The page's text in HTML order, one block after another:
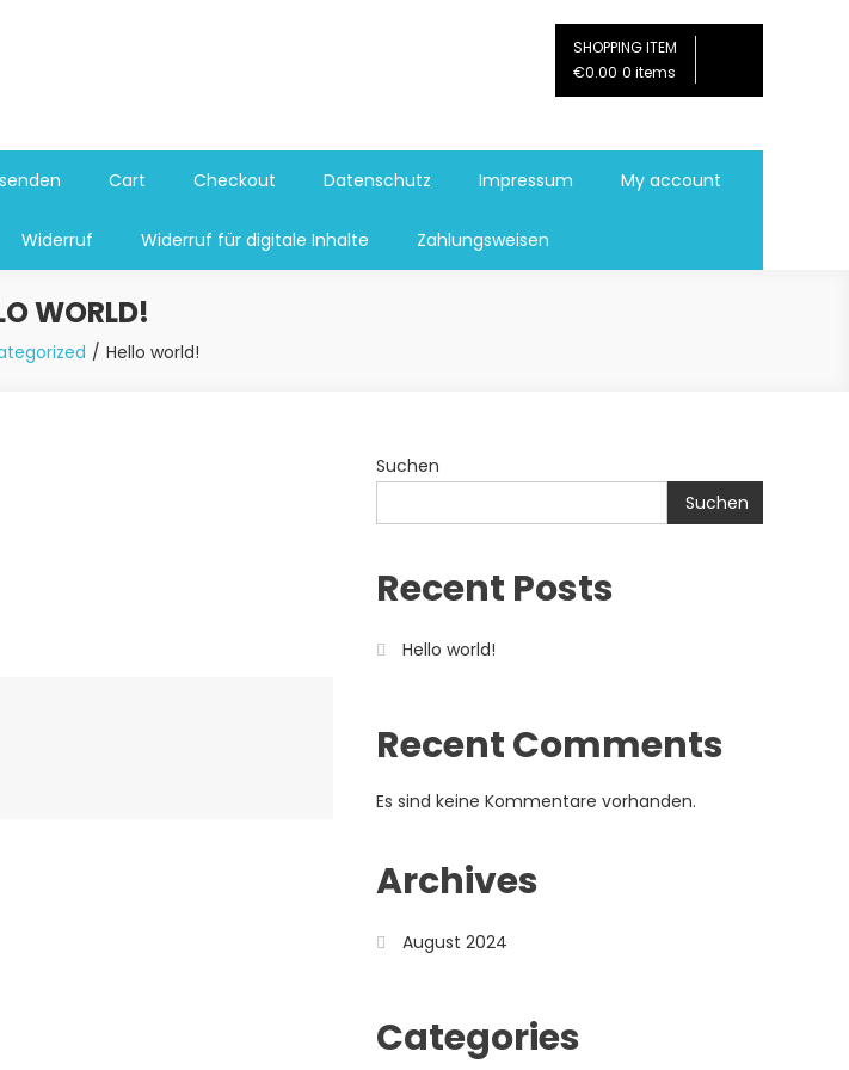
SHOPPING ITEM
€0.00 0 items
Cart Checkout Datenschutz Impressum My account
Widerruf Widerruf für digitale Inhalte Zahlungsweisen
WORLD!
Hello world!
Suchen
Suchen
Recent Posts
Hello world!
Recent Comments
Es sind keine Kommentare vorhanden.
Archives
August 2024
Categories